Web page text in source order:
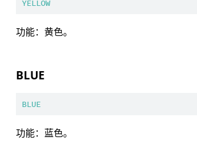
YELLOW
功能：黄色。
BLUE
BLUE
功能：蓝色。